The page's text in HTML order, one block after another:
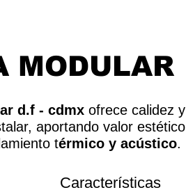
MODULAR
d.f - cdmx ofrece calidez y
aportando valor estético
térmico y acústico.
Características